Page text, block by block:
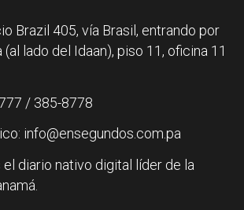
Brazil 405, vía Brasil, entrando por
(al lado del Idaan), piso 11, oficina 11
/ 385-8778
info@ensegundos.com.pa
el diario nativo digital líder de la